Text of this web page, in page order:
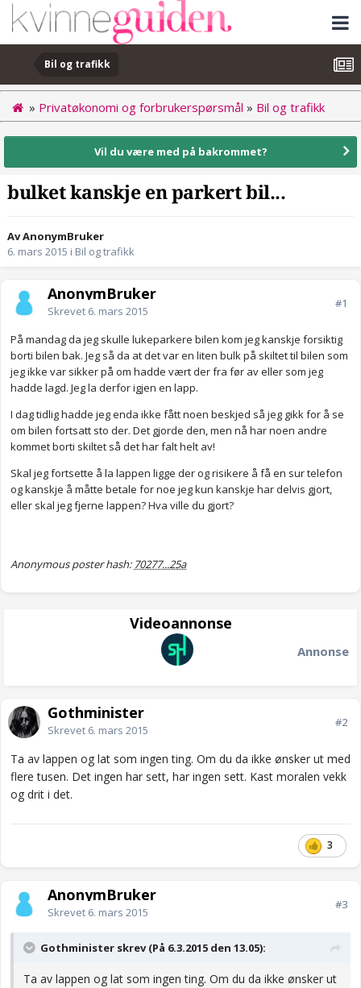
Bil og trafikk
» Privatøkonomi og forbrukerspørsmål » Bil og trafikk
Vil du være med på bakrommet?
bulket kanskje en parkert bil...
Av AnonymBruker
6. mars 2015 i Bil og trafikk
AnonymBruker
Skrevet 6. mars 2015
#1
På mandag da jeg skulle lukeparkere bilen kom jeg kanskje forsiktig
borti bilen bak. Jeg så da at det var en liten bulk på skiltet til bilen som
jeg ikke var sikker på om hadde vært der fra før av eller som jeg
hadde lagd. Jeg la derfor igjen en lapp.
I dag tidlig hadde jeg enda ikke fått noen beskjed så jeg gikk for å se
om bilen fortsatt sto der. Det gjorde den, men nå har noen andre
kommet borti skiltet så det har falt helt av!
Skal jeg fortsette å la lappen ligge der og risikere å få en sur telefon
og kanskje å måtte betale for noe jeg kun kanskje har delvis gjort,
eller skal jeg fjerne lappen? Hva ville du gjort?
Anonymous poster hash: 70277...25a
Videoannonse
Annonse
Gothminister
Skrevet 6. mars 2015
#2
Ta av lappen og lat som ingen ting. Om du da ikke ønsker ut med
flere tusen. Det ingen har sett, har ingen sett. Kast moralen vekk
og drit i det.
3
AnonymBruker
Skrevet 6. mars 2015
#3
Gothminister skrev (På 6.3.2015 den 13.05):
Ta av lappen og lat som ingen ting. Om du da ikke ønsker ut